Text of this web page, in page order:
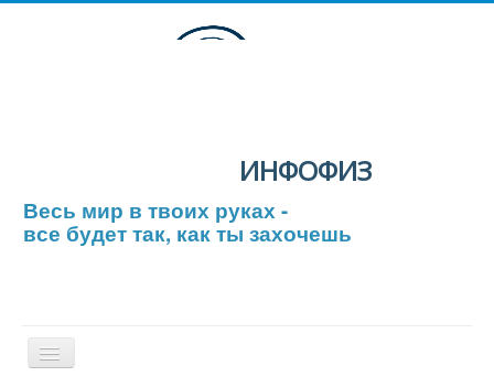
ИНФОФИЗ
Весь мир в твоих руках -
все будет так, как ты захочешь
Включить/
выключить